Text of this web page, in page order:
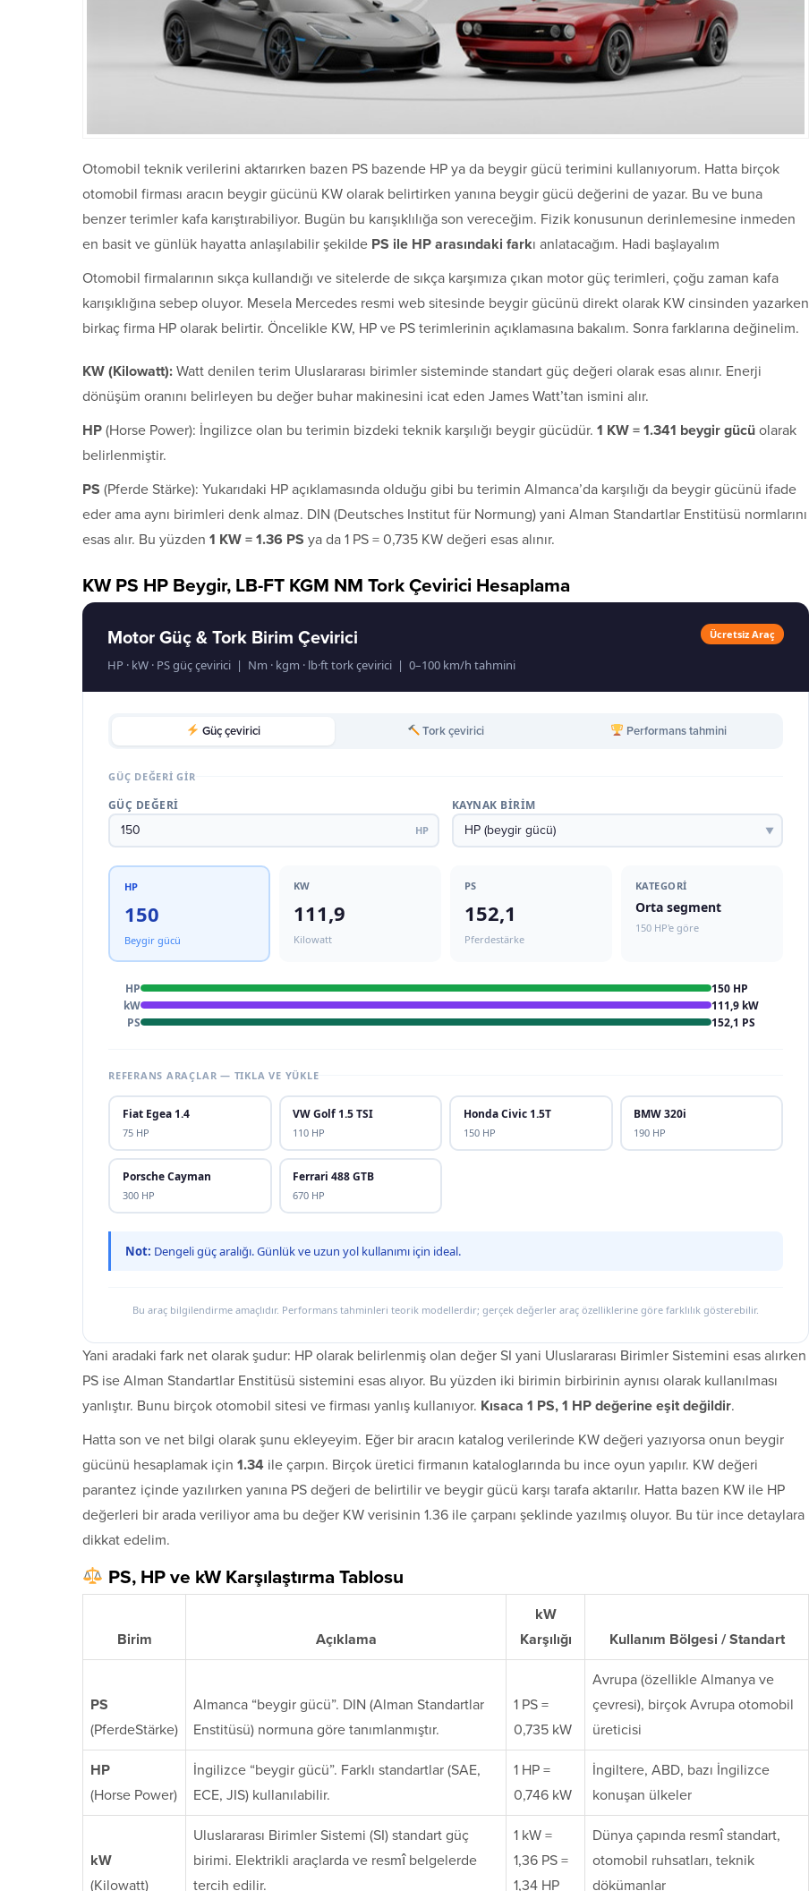
Otomobil teknik verilerini aktarırken bazen PS bazende HP ya da beygir gücü terimini kullanıyorum. Hatta birçok
otomobil firması aracın beygir gücünü KW olarak belirtirken yanına beygir gücü değerini de yazar. Bu ve buna
benzer terimler kafa karıştırabiliyor. Bugün bu karışıklılığa son vereceğim. Fizik konusunun derinlemesine inmeden
en basit ve günlük hayatta anlaşılabilir şekilde PS ile HP arasındaki farkı anlatacağım. Hadi başlayalım
Otomobil firmalarının sıkça kullandığı ve sitelerde de sıkça karşımıza çıkan motor güç terimleri, çoğu zaman kafa
karışıklığına sebep oluyor. Mesela Mercedes resmi web sitesinde beygir gücünü direkt olarak KW cinsinden yazarken
birkaç firma HP olarak belirtir. Öncelikle KW, HP ve PS terimlerinin açıklamasına bakalım. Sonra farklarına değinelim.
KW (Kilowatt): Watt denilen terim Uluslararası birimler sisteminde standart güç değeri olarak esas alınır. Enerji
dönüşüm oranını belirleyen bu değer buhar makinesini icat eden James Watt’tan ismini alır.
HP (Horse Power): İngilizce olan bu terimin bizdeki teknik karşılığı beygir gücüdür. 1 KW = 1.341 beygir gücü olarak
belirlenmiştir.
PS (Pferde Stärke): Yukarıdaki HP açıklamasında olduğu gibi bu terimin Almanca’da karşılığı da beygir gücünü ifade
eder ama aynı birimleri denk almaz. DIN (Deutsches Institut für Normung) yani Alman Standartlar Enstitüsü normlarını
esas alır. Bu yüzden 1 KW = 1.36 PS ya da 1 PS = 0,735 KW değeri esas alınır.
KW PS HP Beygir, LB-FT KGM NM Tork Çevirici Hesaplama
Motor Güç & Tork Birim Çevirici
HP · kW · PS güç çevirici | Nm · kgm · lb·ft tork çevirici | 0–100 km/h tahmini
Ücretsiz Araç
Güç çevirici Tork çevirici Performans tahmini
GÜÇ DEĞERI GIR
GÜÇ DEĞERI
HP
KAYNAK BIRIM
▼
HP
150
Beygir gücü
KW
111,9
Kilowatt
PS
152,1
Pferdestärke
KATEGORI
Orta segment
150 HP'e göre
HP
150 HP
kW
111,9 kW
PS
152,1 PS
REFERANS ARAÇLAR — TIKLA VE YÜKLE
Fiat Egea 1.4
75 HP
VW Golf 1.5 TSI
110 HP
Honda Civic 1.5T
150 HP
BMW 320i
190 HP
Porsche Cayman
300 HP
Ferrari 488 GTB
670 HP
Not: Dengeli güç aralığı. Günlük ve uzun yol kullanımı için ideal.
Bu araç bilgilendirme amaçlıdır. Performans tahminleri teorik modellerdir; gerçek değerler araç özelliklerine göre farklılık gösterebilir.
Yani aradaki fark net olarak şudur: HP olarak belirlenmiş olan değer SI yani Uluslararası Birimler Sistemini esas alırken
PS ise Alman Standartlar Enstitüsü sistemini esas alıyor. Bu yüzden iki birimin birbirinin aynısı olarak kullanılması
yanlıştır. Bunu birçok otomobil sitesi ve firması yanlış kullanıyor. Kısaca 1 PS, 1 HP değerine eşit değildir.
Hatta son ve net bilgi olarak şunu ekleyeyim. Eğer bir aracın katalog verilerinde KW değeri yazıyorsa onun beygir
gücünü hesaplamak için 1.34 ile çarpın. Birçok üretici firmanın kataloglarında bu ince oyun yapılır. KW değeri
parantez içinde yazılırken yanına PS değeri de belirtilir ve beygir gücü karşı tarafa aktarılır. Hatta bazen KW ile HP
değerleri bir arada veriliyor ama bu değer KW verisinin 1.36 ile çarpanı şeklinde yazılmış oluyor. Bu tür ince detaylara
dikkat edelim.
PS, HP ve kW Karşılaştırma Tablosu
Birim Açıklama
kW
Karşılığı
Kullanım Bölgesi / Standart
PS
(PferdeStärke)
Almanca “beygir gücü”. DIN (Alman Standartlar
Enstitüsü) normuna göre tanımlanmıştır.
1 PS =
0,735 kW
Avrupa (özellikle Almanya ve
çevresi), birçok Avrupa otomobil
üreticisi
HP
(Horse Power)
İngilizce “beygir gücü”. Farklı standartlar (SAE,
ECE, JIS) kullanılabilir.
1 HP =
0,746 kW
İngiltere, ABD, bazı İngilizce
konuşan ülkeler
kW
(Kilowatt)
Uluslararası Birimler Sistemi (SI) standart güç
birimi. Elektrikli araçlarda ve resmî belgelerde
tercih edilir.
1 kW =
1,36 PS =
1,34 HP
Dünya çapında resmî standart,
otomobil ruhsatları, teknik
dökümanlar